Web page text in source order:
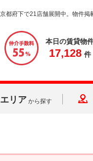
都府下で21店舗展開中。物件掲
本日の賃貸物
17,128 件
エリア から探す